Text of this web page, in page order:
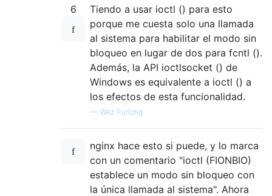
6
Tiendo a usar ioctl () para esto
porque me cuesta solo una llamada
al sistema para habilitar el modo sin
bloqueo en lugar de dos para fcntl ().
Además, la API ioctlsocket () de
Windows es equivalente a ioctl () a
los efectos de esta funcionalidad.
— Wez Furlong
nginx hace esto si puede, y lo marca
con un comentario "ioctl (FIONBIO)
establece un modo sin bloqueo con
la única llamada al sistema". Ahora